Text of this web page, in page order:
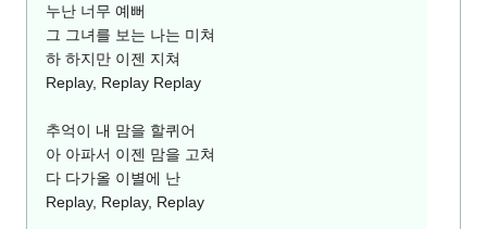
누난 너무 예뻐
그 그녀를 보는 나는 미쳐
하 하지만 이젠 지쳐
Replay, Replay Replay
추억이 내 맘을 할퀴어
아 아파서 이젠 맘을 고쳐
다 다가올 이별에 난
Replay, Replay, Replay